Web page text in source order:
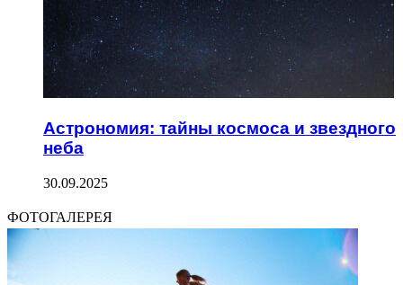
Астрономия: тайны космоса и звездного
неба
30.09.2025
ФОТОГАЛЕРЕЯ